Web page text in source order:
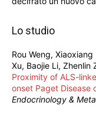
Lo studio
Rou Weng,
Xu, Baojie Li, Zhenlin
Proximity of ALS-
onset Paget Disease
Endocrinology &